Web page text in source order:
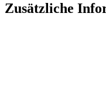
Zusätzliche